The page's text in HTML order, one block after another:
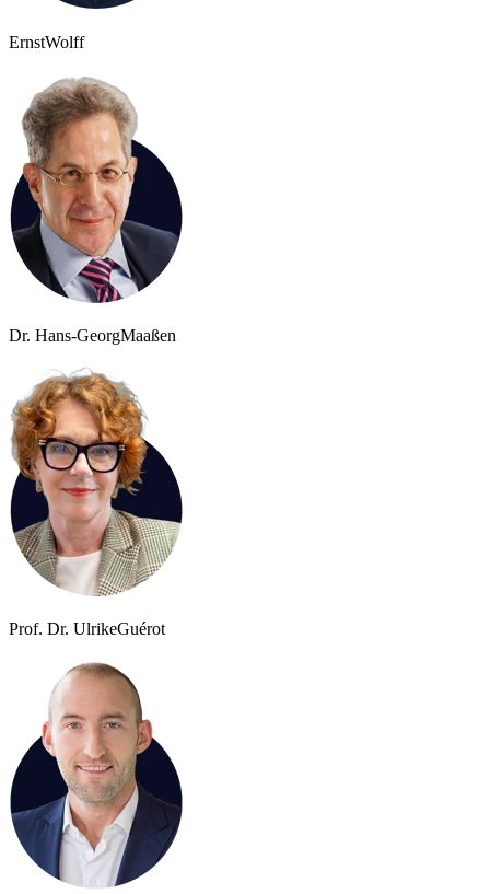
ErnstWolff
Dr. Hans-GeorgMaaßen
Prof. Dr. UlrikeGuérot